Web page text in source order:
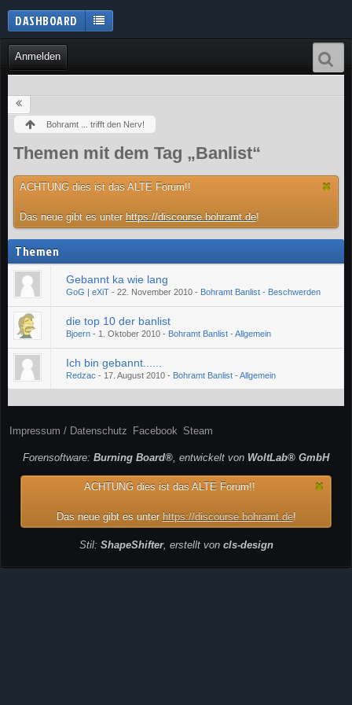
Anmelden
DASHBOARD
Bohramt ... trifft den Nerv!
Themen mit dem Tag „Banlist“
ACHTUNG dies ist das ALTE Forum!!
Das neue gibt es unter https://discourse.bohramt.de!
Themen
Gebannt ka wie lang
GoG | eXiT - 22. November 2010 - Bohramt Banlist - Beschwerden
die top 10 der banlist
Bjoern - 1. Oktober 2010 - Bohramt Banlist - Allgemein
Ich bin gebannt......
Redzac - 17. August 2010 - Bohramt Banlist - Allgemein
Impressum / Datenschutz Facebook Steam
Forensoftware: Burning Board®, entwickelt von WoltLab® GmbH
ACHTUNG dies ist das ALTE Forum!!
Das neue gibt es unter https://discourse.bohramt.de!
Stil: ShapeShifter, erstellt von cls-design